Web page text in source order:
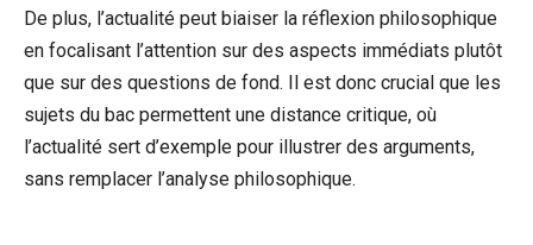
De plus, l’actualité peut biaiser la réflexion philosophique
en focalisant l’attention sur des aspects immédiats plutôt
que sur des questions de fond. Il est donc crucial que les
sujets du bac permettent une distance critique, où
l’actualité sert d’exemple pour illustrer des arguments,
sans remplacer l’analyse philosophique.